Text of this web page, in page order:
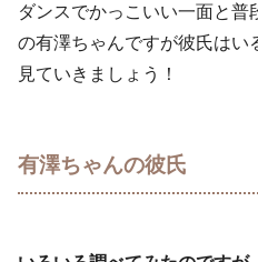
ダンスでかっこいい一面と
の有澤ちゃんですが彼氏はい
見ていきましょう！
有澤ちゃんの彼氏